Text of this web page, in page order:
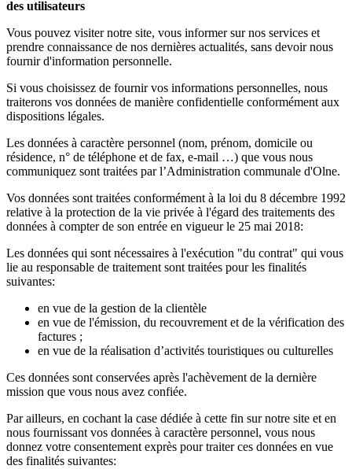
des utilisateurs
Vous pouvez visiter notre site, vous informer sur nos services et
prendre connaissance de nos dernières actualités, sans devoir nous
fournir d'information personnelle.
Si vous choisissez de fournir vos informations personnelles, nous
traiterons vos données de manière confidentielle conformément aux
dispositions légales.
Les données à caractère personnel (nom, prénom, domicile ou
résidence, n° de téléphone et de fax, e-mail …) que vous nous
communiquez sont traitées par l’Administration communale d'Olne.
Vos données sont traitées conformément à la loi du 8 décembre 1992
relative à la protection de la vie privée à l'égard des traitements des
données à compter de son entrée en vigueur le 25 mai 2018:
Les données qui sont nécessaires à l'exécution "du contrat" qui vous
lie au responsable de traitement sont traitées pour les finalités
suivantes:
en vue de la gestion de la clientèle
en vue de l'émission, du recouvrement et de la vérification des
factures ;
en vue de la réalisation d’activités touristiques ou culturelles
Ces données sont conservées après l'achèvement de la dernière
mission que vous nous avez confiée.
Par ailleurs, en cochant la case dédiée à cette fin sur notre site et en
nous fournissant vos données à caractère personnel, vous nous
donnez votre consentement exprès pour traiter ces données en vue
des finalités suivantes: